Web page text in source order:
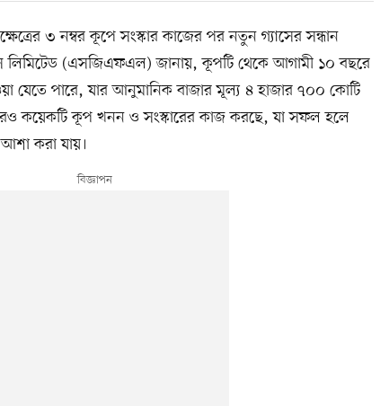
৩ নম্বর কূপে সংস্কার কাজের পর নতুন গ্যাসের সন্ধান
লিমিটেড (এসজিএফএল) জানায়, কূপটি থেকে আগামী ১০ বছরে
যেতে পারে, যার আনুমানিক বাজার মূল্য ৪ হাজার ৭০০ কোটি
কয়েকটি কূপ খনন ও সংস্কারের কাজ করছে, যা সফল হলে
করা যায়।